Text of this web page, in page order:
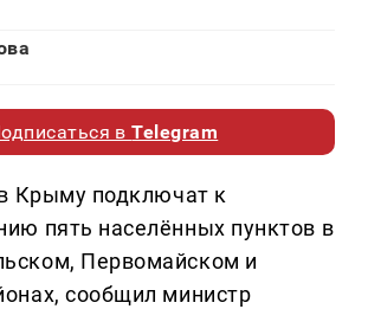
вTelegram
Крыму подключат к
пять населённых пунктов в
Первомайском и
сообщил министр